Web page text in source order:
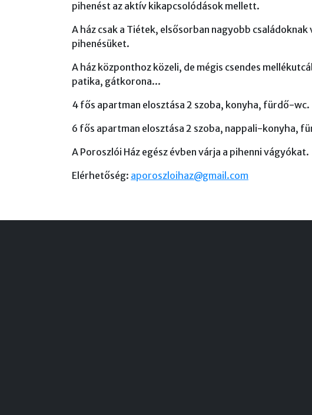
pihenést az aktív kikapcsolódások mellett.
A ház csak a Tiétek, elsősorban nagyobb
pihenésüket.
A ház központhoz közeli, de mégis csendes
patika, gátkorona...
4 fős apartman elosztása 2 szoba, konyha, fürdő-wc.
6 fős apartman elosztása 2 szoba, nappali-konyha,
A Poroszlói Ház egész évben várja a pihenni vágyókat.
Elérhetőség: aporoszloihaz@gmail.com